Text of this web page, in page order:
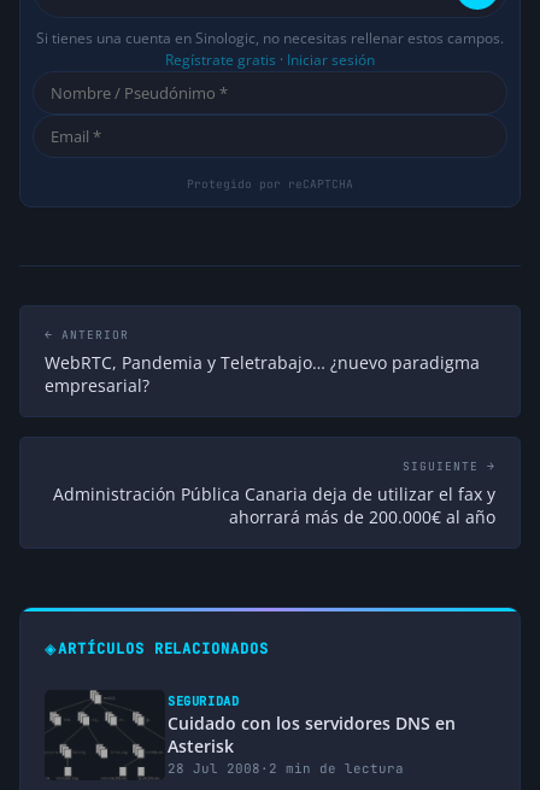
Si tienes una cuenta en Sinologic, no necesitas rellenar estos campos.
Regístrate gratis · Iniciar sesión
← ANTERIOR
WebRTC, Pandemia y Teletrabajo… ¿nuevo paradigma
empresarial?
SIGUIENTE →
Administración Pública Canaria deja de utilizar el fax y
ahorrará más de 200.000€ al año
◈ARTÍCULOS RELACIONADOS
SEGURIDAD
Cuidado con los servidores DNS en
Asterisk
28 Jul 2008 · 2 min de lectura